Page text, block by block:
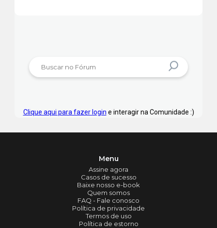
Clique aqui para fazer login e interagir na Comunidade :)
Menu
Assine agora
Casos de sucesso
Baixe nosso e-book
Quem somos
FAQ - Fale conosco
Política de privacidade
Termos de uso
Política de estorno